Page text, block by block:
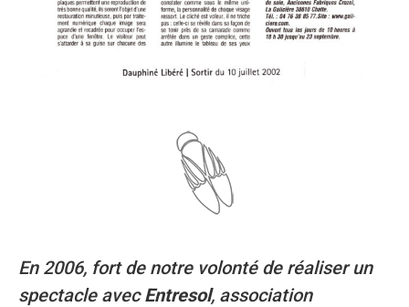
En 2006, fort de notre volonté de réaliser un
spectacle avecEntresol, association